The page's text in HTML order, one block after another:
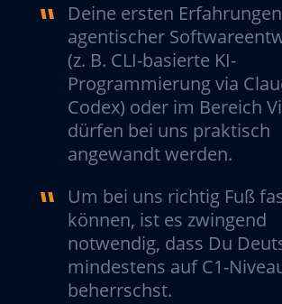
Deine ersten
agentischer
(z. B. CLI-basierte KI-
Programmierung via
Codex) oder im Bereich
dürfen bei uns praktisch
angewandt werden.
Um bei uns richtig Fuß
können, ist es zwingend
notwendig, dass Du
mindestens auf C1-
beherrschst.